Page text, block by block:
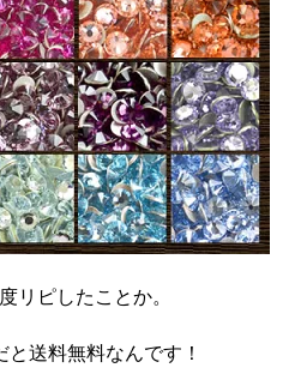
リピしたことか。
送料無料なんです！